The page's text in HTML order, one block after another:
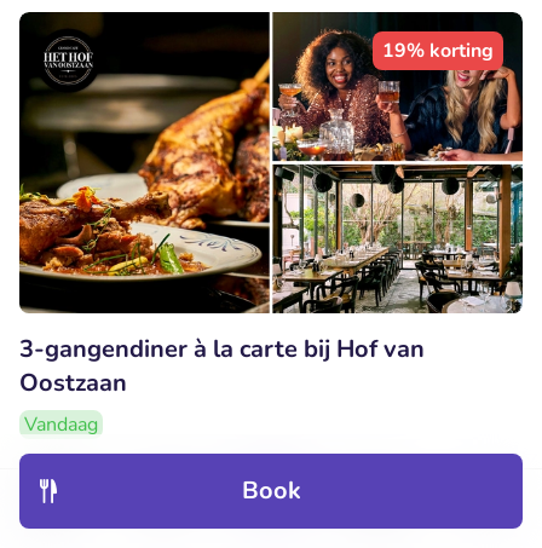
Book
19% korting
3-gangendiner à la carte bij Hof van
Oostzaan
Vandaag
9.7
• 71 beoordelingen
Hof van Oostzaan